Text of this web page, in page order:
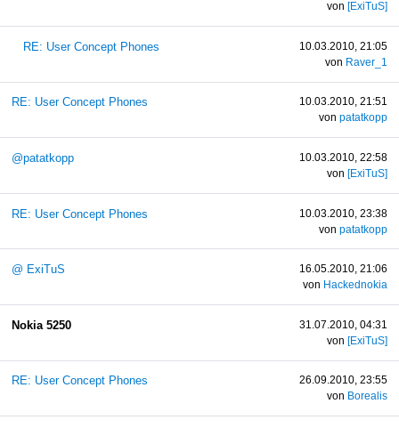
von
[ExiTuS]
RE: User Concept Phones
10.03.2010, 21:05
von Raver_1
RE: User Concept Phones
10.03.2010, 21:51
vonpatatkopp
@patatkopp
10.03.2010, 22:58
von [ExiTuS]
RE: User Concept Phones
10.03.2010, 23:38
vonpatatkopp
@ ExiTuS
16.05.2010, 21:06
von Hackednokia
Nokia 5250
31.07.2010, 04:31
von [ExiTuS]
RE: User Concept Phones
26.09.2010, 23:55
von Borealis